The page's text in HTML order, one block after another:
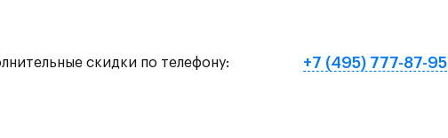
скидки по телефону: +7 (495) 777-87-95